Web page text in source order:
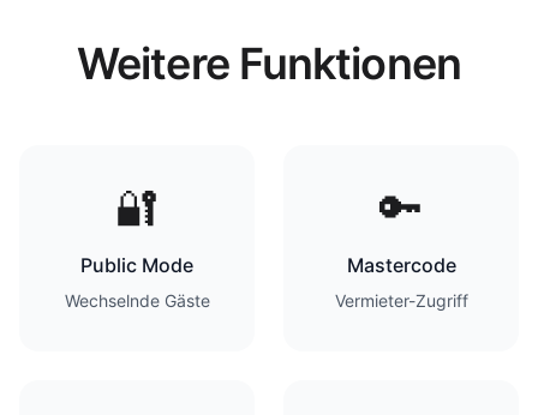
Weitere Funktionen
🔐
Public Mode
Wechselnde Gäste
🔑
Mastercode
Vermieter-Zugriff